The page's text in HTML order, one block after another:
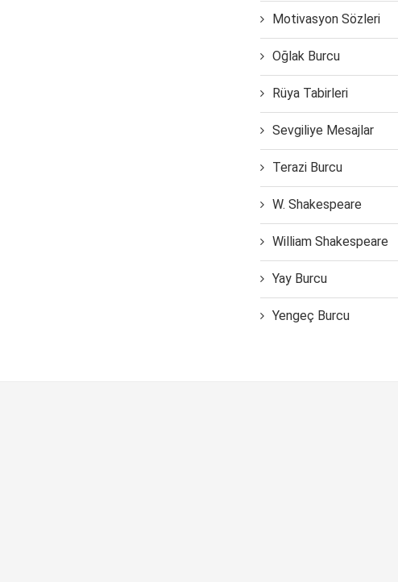
Motivasyon Sözleri
Oğlak Burcu
Rüya Tabirleri
Sevgiliye Mesajlar
Terazi Burcu
W. Shakespeare
William Shakespeare
Yay Burcu
Yengeç Burcu